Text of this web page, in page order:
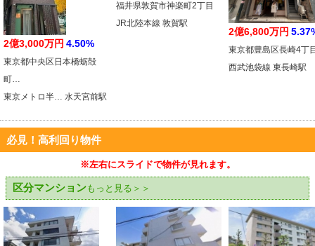
2億3,000万円 4.50%
東京都中央区日本橋蛎殻
町…
東京メトロ半… 水天宮前駅
福井県敦賀市神楽町2丁目
JR北陸本線 敦賀駅
2億6,800万円
東京都豊島区長崎4丁
西武池袋線 東長崎駅
必見！高利回り物件
※左右にスライドで物件が見れます。
区分マンションもっと見る＞＞